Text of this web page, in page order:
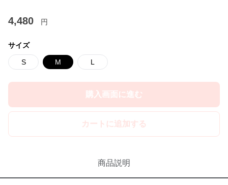
4,480 円
サイズ
S M L
購入画面に進む
カートに追加する
商品説明